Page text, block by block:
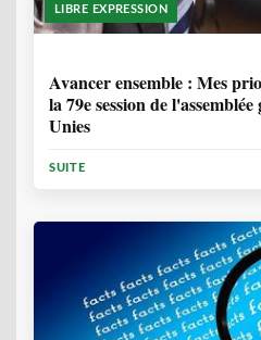
LIBRE EXPRESSION
Avancer ensemble : Mes
la 79e session de
Unies
SUITE